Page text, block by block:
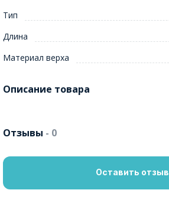
Тип
Длина
Материал верха
Описание товара
Отзывы - 0
Оставить отзыв